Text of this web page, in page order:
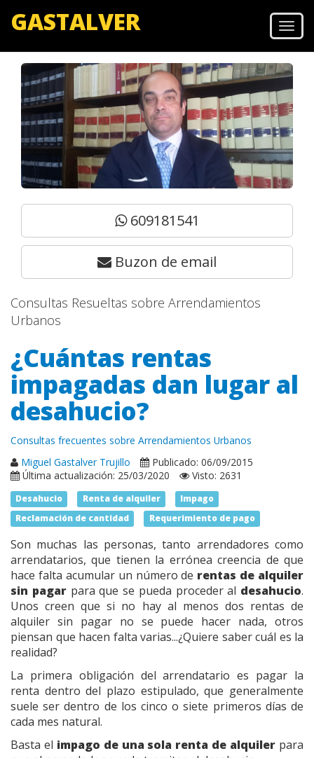
GASTALVER
609181541
Buzon de email
Consultas Resueltas sobre Arrendamientos
Urbanos
¿Cuántas rentas
impagadas dan lugar al
desahucio?
Consultas frecuentes sobre Arrendamientos Urbanos
Miguel Gastalver Trujillo
Publicado: 06/09/2015
Última actualización: 25/03/2020
Visto: 2631
Desahucio Renta de alquiler
Impago
Reclamación de cantidad
Requerimiento de pago
Son muchas las personas, tanto arrendadores como
arrendatarios, que tienen la errónea creencia de que
hace falta acumular un número de rentas de alquiler
sin pagarpara que se pueda proceder al desahucio.
Unos creen que si no hay al menos dos rentas de
alquiler sin pagar no se puede hacer nada, otros
piensan que hacen falta varias...¿Quiere saber cuál es la
realidad?
La primera obligación del arrendatario es pagar la
renta dentro del plazo estipulado, que generalmente
suele ser dentro de los cinco o siete primeros días de
cada mes natural.
Basta el impago de una sola renta de alquiler para